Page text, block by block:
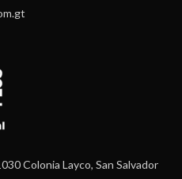
Colonia Layco, San Salvador